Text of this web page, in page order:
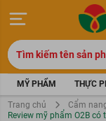
MỸ PHẨM THỰC
Trang chủ Cẩm
Review mỹ phẩm O2B